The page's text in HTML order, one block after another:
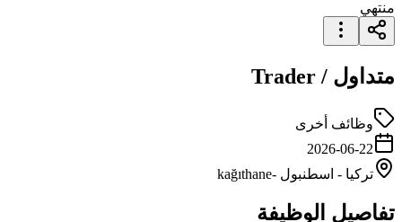
منتهي
متداول / Trader
وظائف أخرى
2026-06-22
تركيا - اسطنبول -kağıthane
تفاصيل الوظيفة